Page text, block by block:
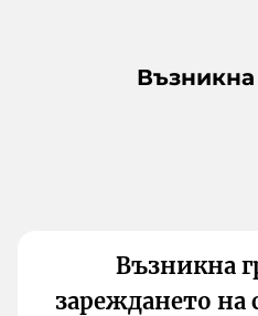
Възникна
зареждането